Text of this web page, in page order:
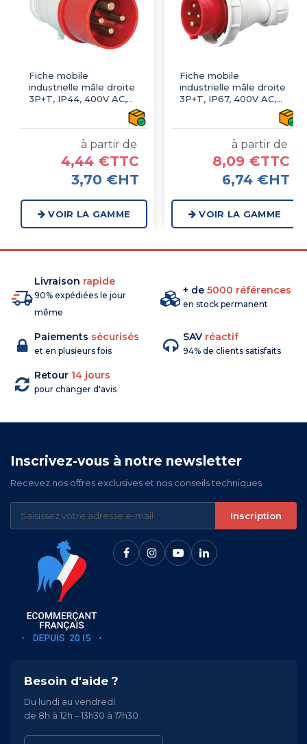
Fiche mobile
industrielle mâle droite
3P+T, IP44, 400V AC,
16A à 32A, type HYPRA
à partir de
4,44 €TTC
3,70 €HT
VOIR LA GAMME
Fiche mobile
industrielle mâle droite
3P+T, IP67, 400V AC,
à partir de
8,09 €TTC
6,74 €HT
VOIR LA GAMME
Livraison rapide
90% expédiées le jour
même
+ de 5000 références
en stock permanent
Paiements sécurisés
et en plusieurs fois
SAV réactif
94% de clients satisfaits
Retour 14 jours
pour changer d'avis
Inscrivez-vous à notre newsletter
Recevez nos offres exclusives et nos conseils techniques
Inscription
Besoin d'aide ?
Du lundi au vendredi
de 8h à 12h – 13h30 à 17h30